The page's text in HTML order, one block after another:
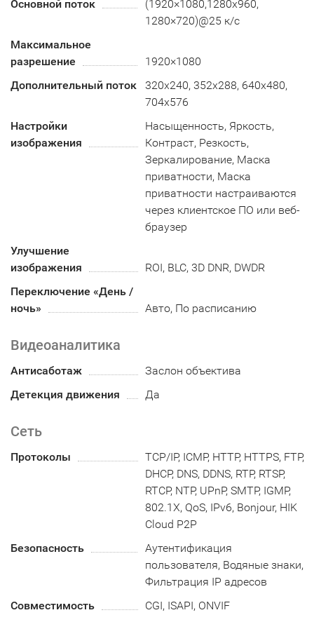
Основной поток
(1920×1080,1280х960,
1280×720)@25 к/с
Максимальное
разрешение
1920×1080
Дополнительный поток
320x240, 352х288, 640x480,
704x576
Настройки
изображения
Насыщенность, Яркость,
Контраст, Резкость,
Зеркалирование, Маска
приватности, Маска
приватности настраиваются
через клиентское ПО или веб-
браузер
Улучшение
изображения
ROI, BLC, 3D DNR, DWDR
Переключение «День /
ночь»
Авто, По расписанию
Видеоаналитика
Антисаботаж
Заслон объектива
Детекция движения
Да
Сеть
Протоколы
TCP/IP, ICMP, HTTP, HTTPS, FTP,
DHCP, DNS, DDNS, RTP, RTSP,
RTCP, NTP, UPnP, SMTP, IGMP,
802.1X, QoS, IPv6, Bonjour, HIK
Cloud P2P
Безопасность
Аутентификация
пользователя, Водяные знаки,
Фильтрация IP адресов
Совместимость
CGI, ISAPI, ONVIF